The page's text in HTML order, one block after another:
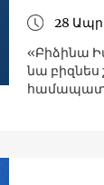
28
«Բիձինա
նա բիզնես